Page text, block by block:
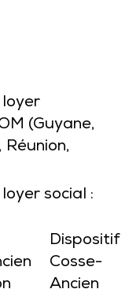
(Guyane,
social :
Dispositif
Cosse-
Ancien